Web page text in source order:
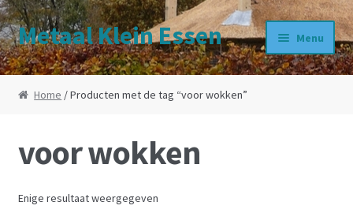
Ga door naar navigatie
Ga direct naar de inhoud
Metaal Klein Essen Menu
Home
Bedrijfsprofiel
Werkzaamheden
Home / Producten met de tag “voor wokken”
voor wokken
Enige resultaat weergegeven